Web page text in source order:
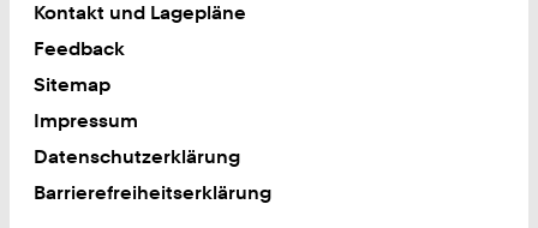
Kontakt und Lagepläne
Feedback
Sitemap
Impressum
Datenschutzerklärung
Barrierefreiheitserklärung